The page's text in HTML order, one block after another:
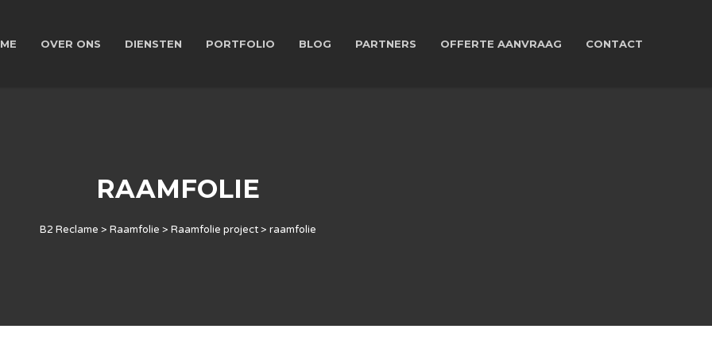
OVER ONS DIENSTEN PORTFOLIO BLOG PARTNERS OFFERTE AANVRAAG CONTACT
RAAMFOLIE
B2 Reclame > Raamfolie > Raamfolie project> raamfolie